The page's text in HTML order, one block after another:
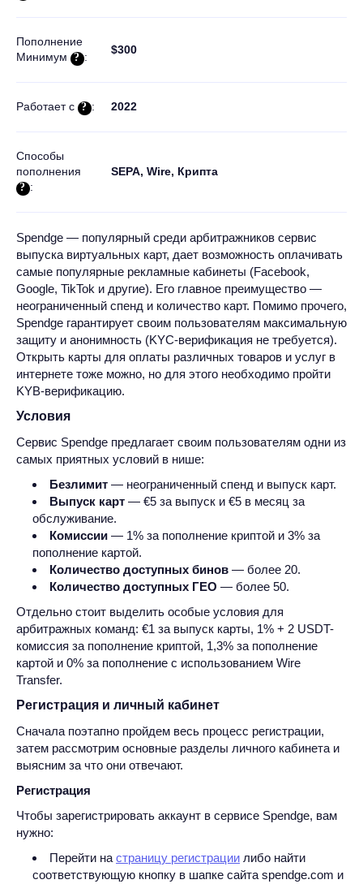
Пополнение
Минимум
:
$300
Работает c : 2022
Способы
пополнения
:
SEPA, Wire, Крипта
Spendge — популярный среди арбитражников сервис
выпуска виртуальных карт, дает возможность оплачивать
самые популярные рекламные кабинеты (Facebook,
Google, TikTok и другие). Его главное преимущество —
неограниченный спенд и количество карт. Помимо прочего,
Spendge гарантирует своим пользователям максимальную
защиту и анонимность (KYC-верификация не требуется).
Открыть карты для оплаты различных товаров и услуг в
интернете тоже можно, но для этого необходимо пройти
KYB-верификацию.
Условия
Сервис Spendge предлагает своим пользователям одни из
самых приятных условий в нише:
Безлимит — неограниченный спенд и выпуск карт.
Выпуск карт — €5 за выпуск и €5 в месяц за
обслуживание.
Комиссии — 1% за пополнение криптой и 3% за
пополнение картой.
Количество доступных бинов — более 20.
Количество доступных ГЕО — более 50.
Отдельно стоит выделить особые условия для
арбитражных команд: €1 за выпуск карты, 1% + 2 USDT-
комиссия за пополнение криптой, 1,3% за пополнение
картой и 0% за пополнение с использованием Wire
Transfer.
Регистрация и личный кабинет
Сначала поэтапно пройдем весь процесс регистрации,
затем рассмотрим основные разделы личного кабинета и
выясним за что они отвечают.
Регистрация
Чтобы зарегистрировать аккаунт в сервисе Spendge, вам
нужно:
Перейти на страницу регистрации либо найти
соответствующую кнопку в шапке сайта spendge.com и